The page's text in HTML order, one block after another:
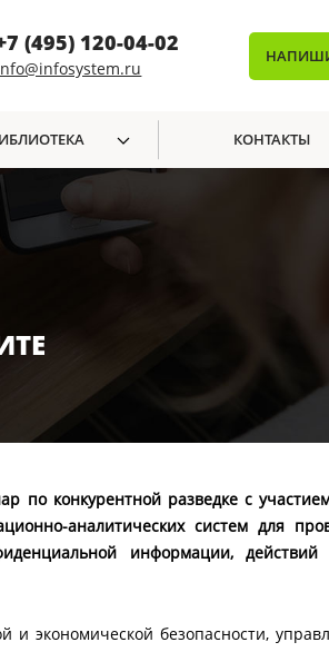
(495) 120-04-02
КОНТАКТЫ
по конкурентной разведке с
аналитических систем для
информации, действий
экономической безопасности,